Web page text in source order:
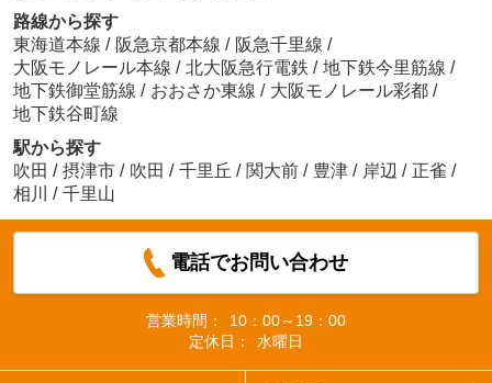
路線から探す
東海道本線 / 阪急京都本線 / 阪急千里線 /
大阪モノレール本線 / 北大阪急行電鉄 / 地下鉄今里筋線 /
地下鉄御堂筋線 / おおさか東線 / 大阪モノレール彩都 /
地下鉄谷町線
駅から探す
吹田 / 摂津市 / 吹田 / 千里丘 / 関大前 / 豊津 / 岸辺 / 正雀 /
相川
/ 千里山
電話でお問い合わせ
営業時間：
10：00～19：00
定休日：
水曜日